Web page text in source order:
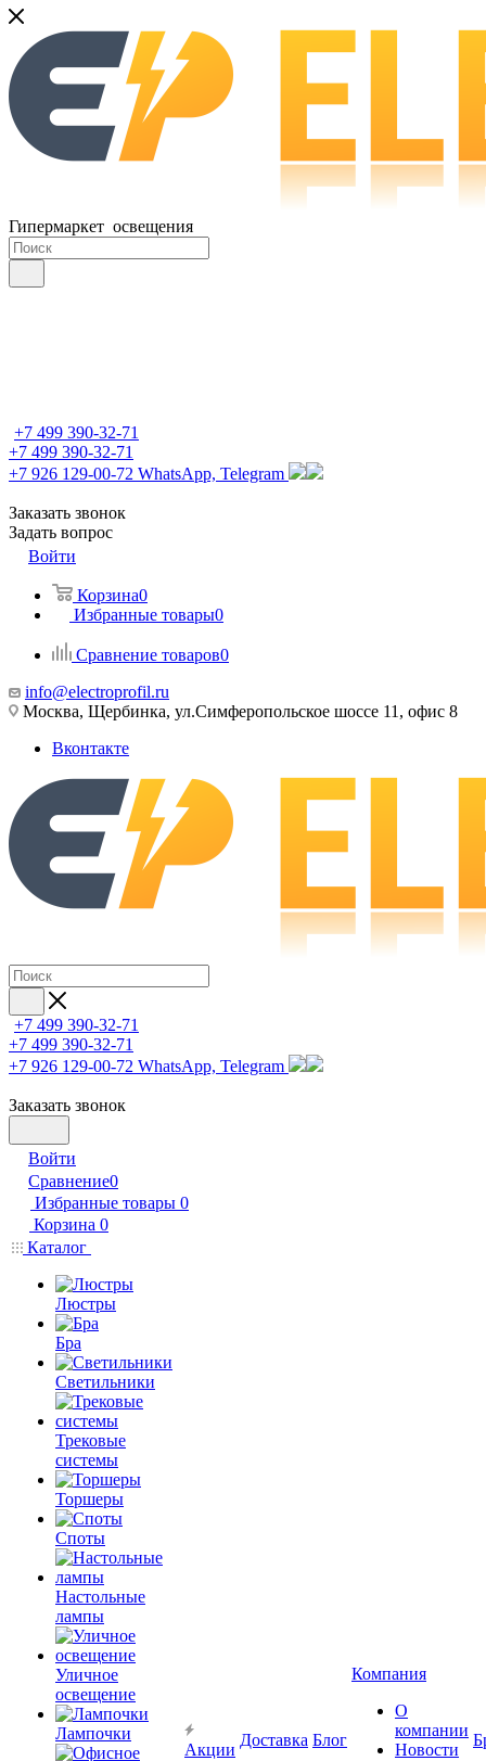
Гипермаркет освещения
+7 499 390-32-71
+7 499 390-32-71
+7 926 129-00-72 WhatsApp, Telegram
Заказать звонок
Задать вопрос
Войти
Корзина0
Избранные товары0
Сравнение товаров0
info@electroprofil.ru
Москва, Щербинка, ул.Симферопольское шоссе 11, офис 8
Вконтакте
+7 499 390-32-71
+7 499 390-32-71
+7 926 129-00-72 WhatsApp, Telegram
Заказать звонок
Войти
Сравнение0
Избранные товары 0
Корзина 0
Каталог
Люстры
Бра
Светильники
Трековые
системы
Торшеры
Споты
Настольные
лампы
Уличное
освещение
Лампочки
Акции
Доставка Блог
Компания
О
компании
Новости